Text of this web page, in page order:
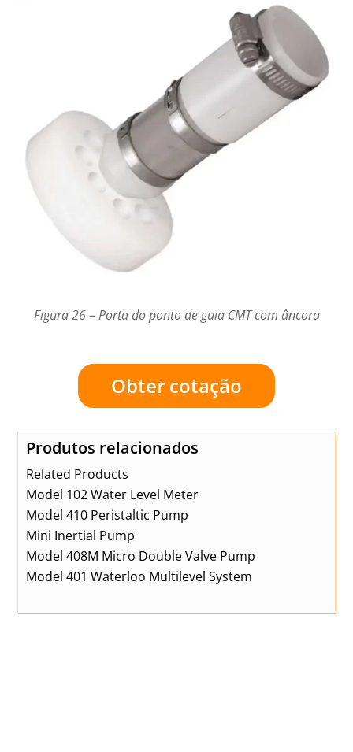
Figura 26 – Porta do ponto de guia CMT com âncora
Obter cotação
Produtos relacionados
Related Products
Model 102 Water Level Meter
Model 410 Peristaltic Pump
Mini Inertial Pump
Model 408M Micro Double Valve Pump
Model 401 Waterloo Multilevel System